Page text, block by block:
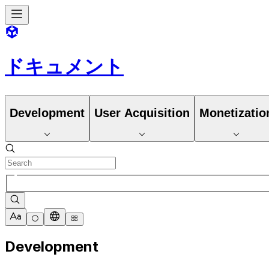
ドキュメント
Development User Acquisition
Development